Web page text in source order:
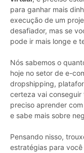
para ganhar mais
execução de um
desafiador, mas se
pode ir mais longe e
Nós sabemos o
hoje no setor de e-
dropshipping,
certeza vai conseguir
preciso aprender
e sabe mais sobre
Pensando nisso,
estratégias para